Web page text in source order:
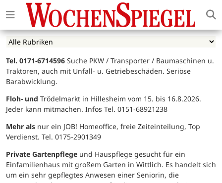
Tel. 0171-6714596 Suche PKW / Transporter / Baumaschinen u.
Traktoren, auch mit Unfall- u. Getriebeschäden. Seriöse
Barabwicklung.
Floh- und Trödelmarkt in Hillesheim vom 15. bis 16.8.2026.
Jeder kann mitmachen. Infos Tel. 0151-68921238
Mehr als nur ein JOB! Homeoffice, freie Zeiteinteilung, Top
Verdienst. Tel. 0175-2901349
Private Gartenpflege und Hauspflege gesucht für ein
Einfamilienhaus mit großem Garten in Wittlich. Es handelt sich
um ein sehr gepflegtes Anwesen einer Seniorin, die